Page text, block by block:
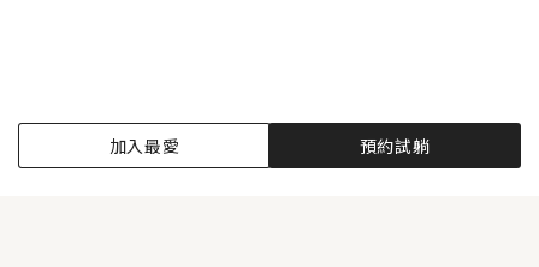
加入最愛 預約試躺